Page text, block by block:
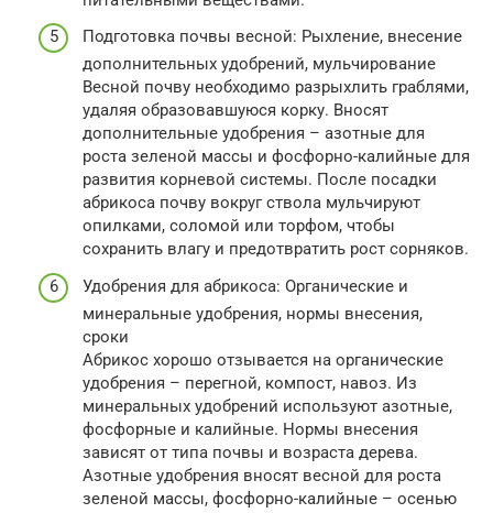
Подготовка почвы весной: Рыхление, внесение
дополнительных удобрений, мульчирование
Весной почву необходимо разрыхлить граблями,
удаляя образовавшуюся корку. Вносят
дополнительные удобрения – азотные для
роста зеленой массы и фосфорно-калийные для
развития корневой системы. После посадки
абрикоса почву вокруг ствола мульчируют
опилками, соломой или торфом, чтобы
сохранить влагу и предотвратить рост сорняков.
Удобрения для абрикоса: Органические и
минеральные удобрения, нормы внесения,
сроки
Абрикос хорошо отзывается на органические
удобрения – перегной, компост, навоз. Из
минеральных удобрений используют азотные,
фосфорные и калийные. Нормы внесения
зависят от типа почвы и возраста дерева.
Азотные удобрения вносят весной для роста
зеленой массы, фосфорно-калийные – осенью